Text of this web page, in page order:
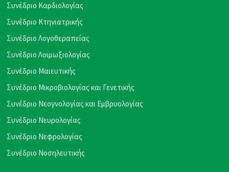
Συνέδριο Καρδιολογίας
Συνέδριο Κτηνιατρικής
Συνέδριο Λογοθεραπείας
Συνέδριο Λοιμωξιολογίας
Συνέδριο Μαιευτικής
Συνέδριο Μικροβιολογίας και Γενετικής
Συνέδριο Νεογνολογίας και Εμβρυολογίας
Συνέδριο Νευρολογίας
Συνέδριο Νεφρολογίας
Συνέδριο Νοσηλευτικής